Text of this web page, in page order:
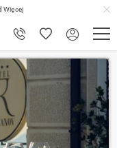
Więcej
8.4